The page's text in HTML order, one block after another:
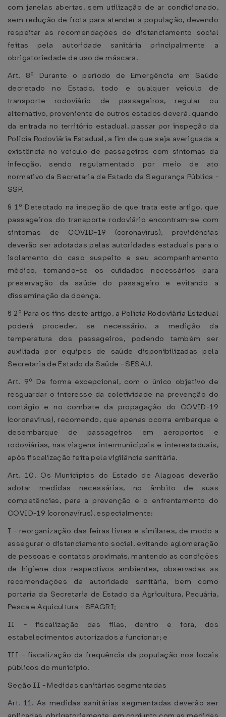
com janelas abertas, sem utilização de ar condicionado,
sem redução de frota para atender a população, devendo
respeitar as recomendações de distanciamento social
feitas pela autoridade sanitária principalmente a
obrigatoriedade de uso de máscara.
Art. 8º Durante o período de Emergência em Saúde
decretado no Estado, todo e qualquer veículo de
transporte rodoviário de passageiros, regular ou
alternativo, proveniente de outros estados deverá, quando
da entrada no território estadual, passar por inspeção da
Polícia Rodoviária Estadual, a fim de que seja averiguada a
existência no veículo de passageiros com sintomas da
infecção, sendo regulamentado por meio de ato
normativo da Secretaria de Estado da Segurança Pública -
SSP.
§ 1º Detectado na inspeção de que trata este artigo, que
passageiros do transporte rodoviário encontram-se com
sintomas de COVID-19 (coronavírus), providências
deverão ser adotadas pelas autoridades estaduais para o
isolamento do caso suspeito e seu acompanhamento
médico, tomando-se os cuidados necessários para
preservação da saúde do passageiro e evitando a
disseminação da doença.
§ 2º Para os fins deste artigo, a Polícia Rodoviária Estadual
poderá proceder, se necessário, a medição da
temperatura dos passageiros, podendo também ser
auxiliada por equipes de saúde disponibilizadas pela
Secretaria de Estado da Saúde - SESAU.
Art. 9º De forma excepcional, com o único objetivo de
resguardar o interesse da coletividade na prevenção do
contágio e no combate da propagação do COVID-19
(coronavírus), recomendo, que apenas ocorra embarque e
desembarque de passageiros em aeroportos e
rodoviárias, nas viagens intermunicipais e interestaduais,
após fiscalização feita pela vigilância sanitária.
Art. 10. Os Municípios do Estado de Alagoas deverão
adotar medidas necessárias, no âmbito de suas
competências, para a prevenção e o enfrentamento do
COVID-19 (coronavírus), especialmente:
I - reorganização das feiras livres e similares, de modo a
assegurar o distanciamento social, evitando aglomeração
de pessoas e contatos proximais, mantendo as condições
de higiene dos respectivos ambientes, observadas as
recomendações da autoridade sanitária, bem como
portaria da Secretaria de Estado da Agricultura, Pecuária,
Pesca e Aquicultura - SEAGRI;
II - fiscalização das filas, dentro e fora, dos
estabelecimentos autorizados a funcionar; e
III - fiscalização da frequência da população nos locais
públicos do município.
Seção II - Medidas sanitárias segmentadas
Art. 11. As medidas sanitárias segmentadas deverão ser